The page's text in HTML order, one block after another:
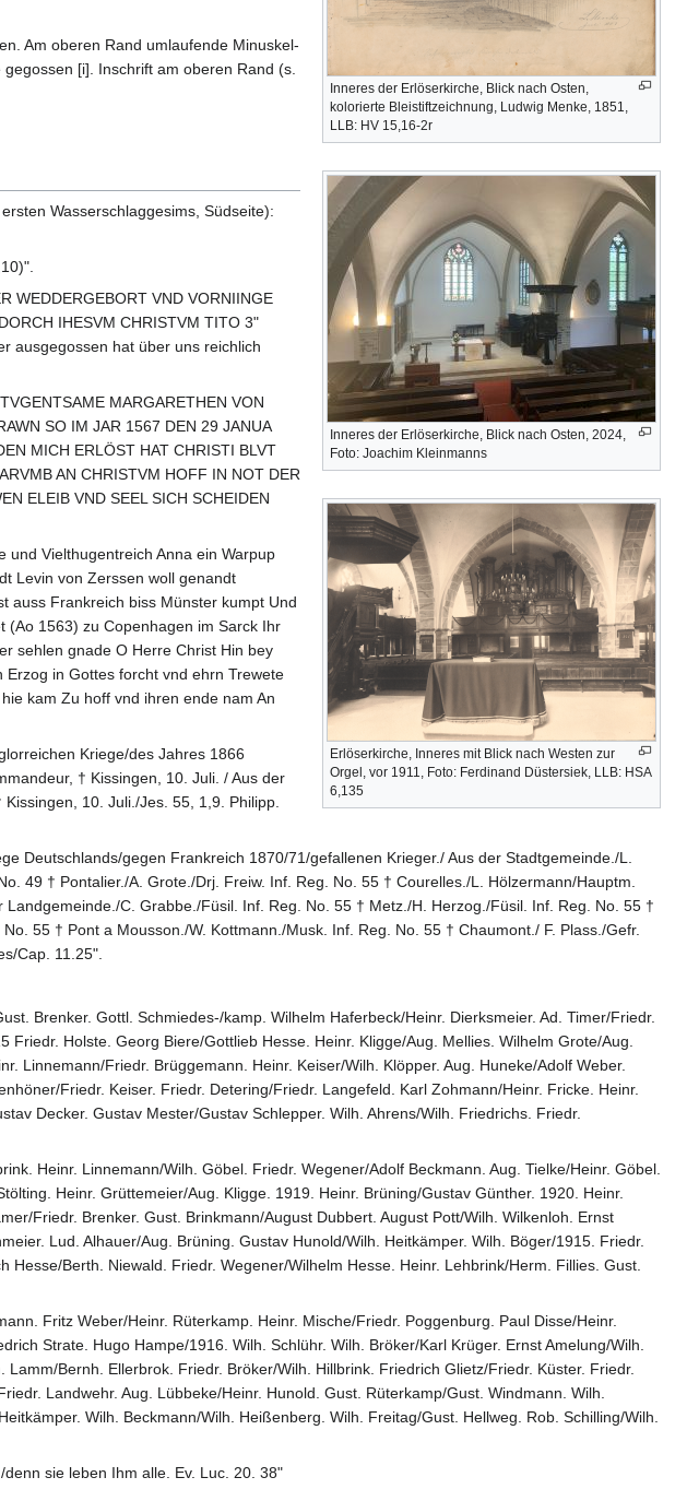
Inneres der Erlöserkirche, Blick nach Osten,
kolorierte Bleistiftzeichnung, Ludwig Menke, 1851,
LLB: HV 15,16-2r
Inneres der Erlöserkirche, Blick nach Osten, 2024,
Foto: Joachim Kleinmanns
Erlöserkirche, Inneres mit Blick nach Westen zur
Orgel, vor 1911, Foto: Ferdinand Düstersiek, LLB: HSA
6,135
Am oberen Rand umlaufende Minuskel-
[i]. Inschrift am oberen Rand (s.
Wasserschlaggesims, Südseite):
WEDDERGEBORT VND VORNIINGE
IHESVM CHRISTVM TITO 3"
ausgegossen hat über uns reichlich
MARGARETHEN VON
SO IM JAR 1567 DEN 29 JANUA
MICH ERLÖST HAT CHRISTI BLVT
AN CHRISTVM HOFF IN NOT DER
ELEIB VND SEEL SICH SCHEIDEN
und Vielthugentreich Anna ein Warpup
Levin von Zerssen woll genandt
auss Frankreich biss Münster kumpt Und
(Ao 1563) zu Copenhagen im Sarck Ihr
sehlen gnade O Herre Christ Hin bey
in Gottes forcht vnd ehrn Trewete
kam Zu hoff vnd ihren ende nam An
Kriege/des Jahres 1866
† Kissingen, 10. Juli. / Aus der
10. Juli./Jes. 55, 1,9. Philipp.
Deutschlands/gegen Frankreich 1870/71/gefallenen Krieger./ Aus der Stadtgemeinde./L.
49 † Pontalier./A. Grote./Drj. Freiw. Inf. Reg. No. 55 † Courelles./L. Hölzermann/Hauptm.
C. Grabbe./Füsil. Inf. Reg. No. 55 † Metz./H. Herzog./Füsil. Inf. Reg. No. 55 †
55 † Pont a Mousson./W. Kottmann./Musk. Inf. Reg. No. 55 † Chaumont./ F. Plass./Gefr.
Cap. 11.25".
Brenker. Gottl. Schmiedes-/kamp. Wilhelm Haferbeck/Heinr. Dierksmeier. Ad. Timer/Friedr.
Holste. Georg Biere/Gottlieb Hesse. Heinr. Kligge/Aug. Mellies. Wilhelm Grote/Aug.
Linnemann/Friedr. Brüggemann. Heinr. Keiser/Wilh. Klöpper. Aug. Huneke/Adolf Weber.
Friedr. Keiser. Friedr. Detering/Friedr. Langefeld. Karl Zohmann/Heinr. Fricke. Heinr.
Decker. Gustav Mester/Gustav Schlepper. Wilh. Ahrens/Wilh. Friedrichs. Friedr.
Heinr. Linnemann/Wilh. Göbel. Friedr. Wegener/Adolf Beckmann. Aug. Tielke/Heinr. Göbel.
Heinr. Grüttemeier/Aug. Kligge. 1919. Heinr. Brüning/Gustav Günther. 1920. Heinr.
Friedr. Brenker. Gust. Brinkmann/August Dubbert. August Pott/Wilh. Wilkenloh. Ernst
Lud. Alhauer/Aug. Brüning. Gustav Hunold/Wilh. Heitkämper. Wilh. Böger/1915. Friedr.
Berth. Niewald. Friedr. Wegener/Wilhelm Hesse. Heinr. Lehbrink/Herm. Fillies. Gust.
Fritz Weber/Heinr. Rüterkamp. Heinr. Mische/Friedr. Poggenburg. Paul Disse/Heinr.
Strate. Hugo Hampe/1916. Wilh. Schlühr. Wilh. Bröker/Karl Krüger. Ernst Amelung/Wilh.
Bernh. Ellerbrok. Friedr. Bröker/Wilh. Hillbrink. Friedrich Glietz/Friedr. Küster. Friedr.
Landwehr. Aug. Lübbeke/Heinr. Hunold. Gust. Rüterkamp/Gust. Windmann. Wilh.
Wilh. Beckmann/Wilh. Heißenberg. Wilh. Freitag/Gust. Hellweg. Rob. Schilling/Wilh.
sie leben Ihm alle. Ev. Luc. 20. 38"